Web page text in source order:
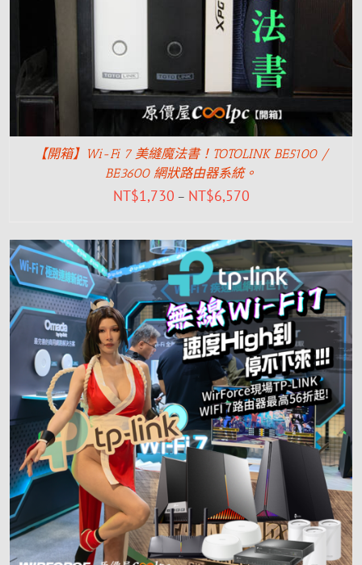
【開箱】Wi-Fi 7 美縫魔法書！TOTOLINK BE5100 /
BE3600 網狀路由器系統。
NT$1,730 – NT$6,570